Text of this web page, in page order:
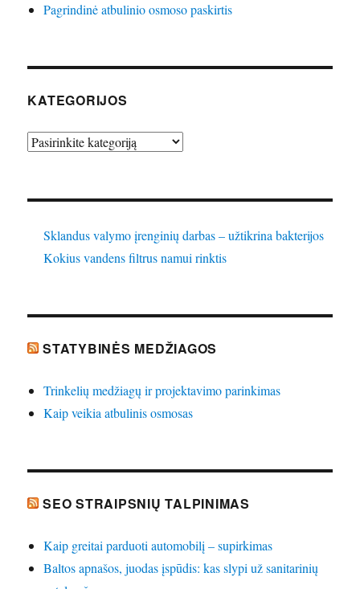
Pagrindinė atbulinio osmoso paskirtis
KATEGORIJOS
Kategorijos
Sklandus valymo įrenginių darbas – užtikrina bakterijos
Kokius vandens filtrus namui rinktis
STATYBINĖS MEDŽIAGOS
Trinkelių medžiagų ir projektavimo parinkimas
Kaip veikia atbulinis osmosas
SEO STRAIPSNIŲ TALPINIMAS
Kaip greitai parduoti automobilį – supirkimas
Baltos apnašos, juodas įspūdis: kas slypi už sanitarinių